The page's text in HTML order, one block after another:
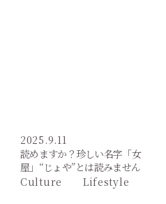
2025.9.11
読めますか？珍しい名字「女
屋」“じょや”とは読みません
Culture
Lifestyle